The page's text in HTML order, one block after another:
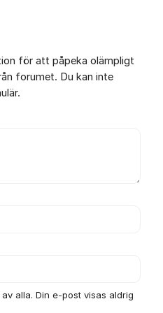
för att påpeka olämpligt
forumet. Du kan inte
alla. Din e-post visas aldrig